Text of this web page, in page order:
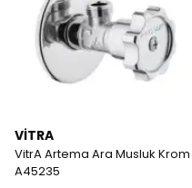
VITRA
VitrA Artema Ara Musluk Krom
A45235